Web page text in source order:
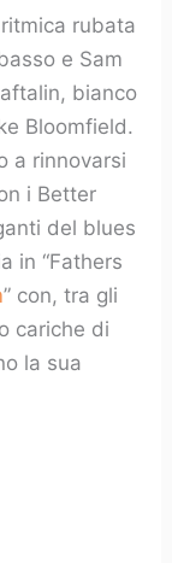
rubata
e Sam
bianco
Bloomfield.
a rinnovarsi
i Better
del blues
in “Fathers
” con, tra gli
cariche di
la sua